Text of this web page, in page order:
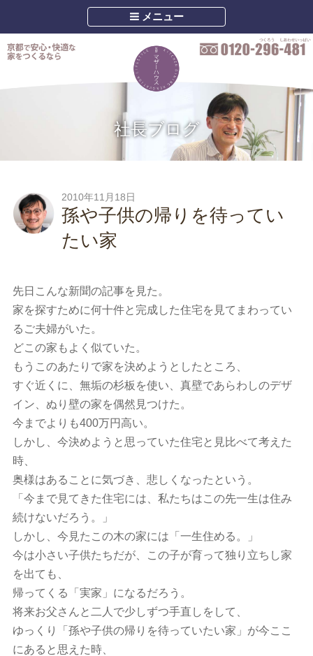
メニュー
社長ブログ
2010年11月18日
孫や子供の帰りを待ってい
たい家
先日こんな新聞の記事を見た。
家を探すために何十件と完成した住宅を見てまわってい
るご夫婦がいた。
どこの家もよく似ていた。
もうこのあたりで家を決めようとしたところ、
すぐ近くに、無垢の杉板を使い、真壁であらわしのデザ
イン、ぬり壁の家を偶然見つけた。
今までよりも400万円高い。
しかし、今決めようと思っていた住宅と見比べて考えた
時、
奥様はあることに気づき、悲しくなったという。
「今まで見てきた住宅には、私たちはこの先一生は住み
続けないだろう。」
しかし、今見たこの木の家には「一生住める。」
今は小さい子供たちだが、この子が育って独り立ちし家
を出ても、
帰ってくる「実家」になるだろう。
将来お父さんと二人で少しずつ手直しをして、
ゆっくり「孫や子供の帰りを待っていたい家」が今ここ
にあると思えた時、